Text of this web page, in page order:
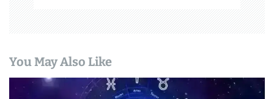
You May Also Like